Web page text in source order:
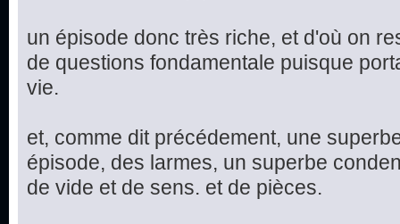
un épisode donc très riche, et d'où on
de questions fondamentale puisque
vie.
et, comme dit précédement, une
épisode, des larmes, un superbe
de vide et de sens. et de pièces.